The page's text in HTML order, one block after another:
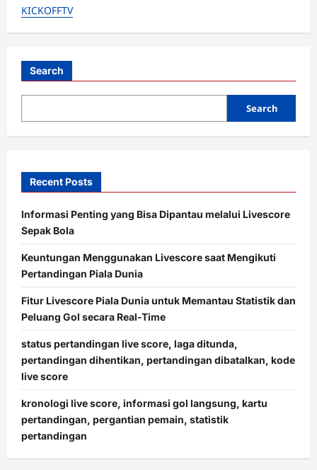
Joao
yang
Kayak
OTW
di
KICKOFFTV
Search
Search
Recent Posts
Informasi Penting yang Bisa Dipantau melalui Livescore
Sepak Bola
Keuntungan Menggunakan Livescore saat Mengikuti
Pertandingan Piala Dunia
Fitur Livescore Piala Dunia untuk Memantau Statistik dan
Peluang Gol secara Real-Time
status pertandingan live score, laga ditunda,
pertandingan dihentikan, pertandingan dibatalkan, kode
live score
kronologi live score, informasi gol langsung, kartu
pertandingan, pergantian pemain, statistik
pertandingan